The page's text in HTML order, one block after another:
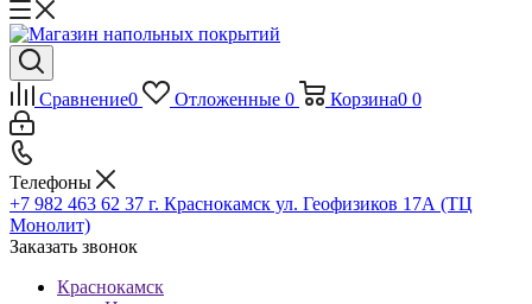
Сравнение0 Отложенные 0 Корзина0 0
Телефоны
+7 982 463 62 37 г. Краснокамск ул. Геофизиков 17А (ТЦ
Монолит)
Заказать звонок
Краснокамск